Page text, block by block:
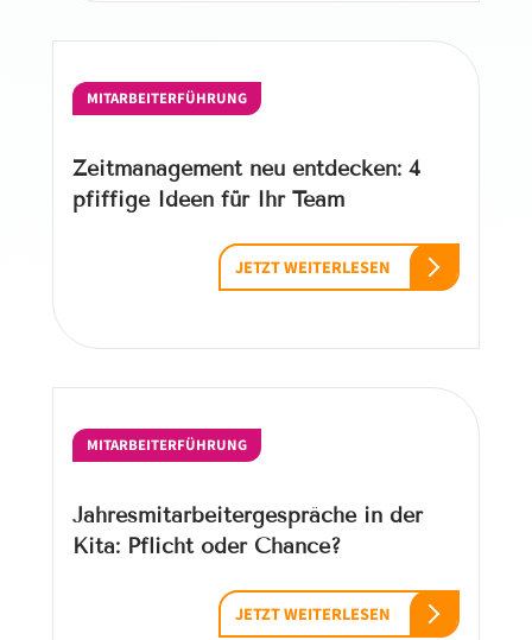
MITARBEITERFÜHRUNG
Zeitmanagement neu entdecken: 4
pfiffige Ideen für Ihr Team
JETZT WEITERLESEN
MITARBEITERFÜHRUNG
Jahresmitarbeitergespräche in der
Kita: Pflicht oder Chance?
JETZT WEITERLESEN